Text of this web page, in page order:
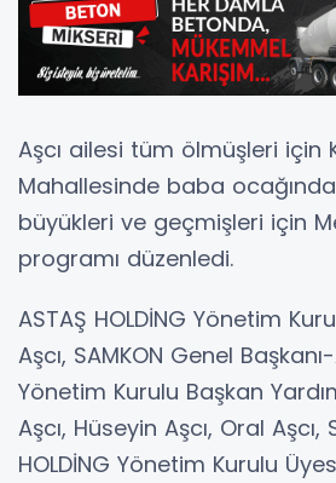
Aşcı ailesi tüm ölmüşleri için
Mahallesinde baba
büyükleri ve geçmişleri için
programı düzenledi.
ASTAŞ HOLDİNG Yönetim
Aşcı, SAMKON Genel
Yönetim Kurulu Başkan
Aşcı, Hüseyin Aşcı, Oral Aşcı,
HOLDİNG Yönetim Kurulu